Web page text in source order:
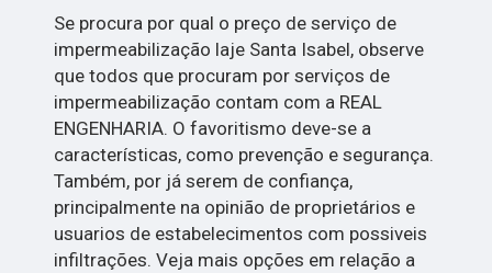
Se procura por qual o preço de serviço de
impermeabilização laje Santa Isabel, observe
que todos que procuram por serviços de
impermeabilização contam com a REAL
ENGENHARIA. O favoritismo deve-se a
características, como prevenção e segurança.
Também, por já serem de confiança,
principalmente na opinião de proprietários e
usuarios de estabelecimentos com possiveis
infiltrações. Veja mais opções em relação a